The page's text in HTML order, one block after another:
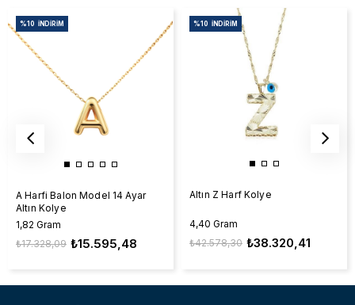
A Harfi Balon Model 14 Ayar
Altın Kolye
1,82 Gram
₺15.595,48
₺17.328,09
%10 İNDIRIM
Altın Z Harf Kolye
4,40 Gram
₺38.320,41
₺42.578,30
%10 İNDIRIM